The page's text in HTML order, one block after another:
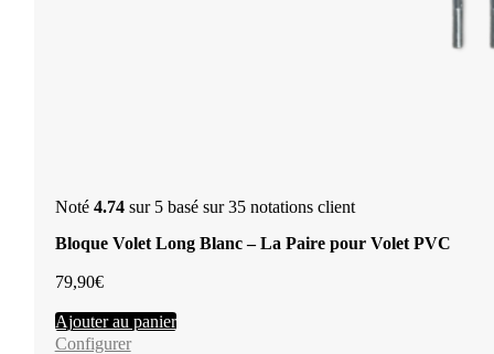
Noté 4.74sur 5 basé sur35notations client
Bloque Volet Long Blanc – La Paire pour Volet PVC
79,90€
Ajouter au panier
Configurer